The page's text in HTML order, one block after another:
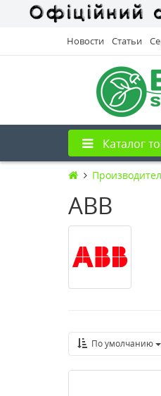
Новости Статьи
Каталог
ABB
По умолчанию